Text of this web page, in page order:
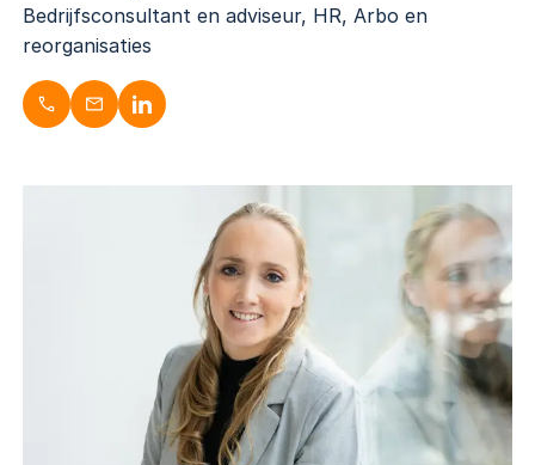
Bedrijfsconsultant en adviseur, HR, Arbo en
reorganisaties
Sara Buijs
Bedrijfsconsultant en adviseur, HR, Arbo en
reorganisaties
06-52852725
s.buijs@dugardijn.nl
www.linkedin.com/in/saranijenhuis/